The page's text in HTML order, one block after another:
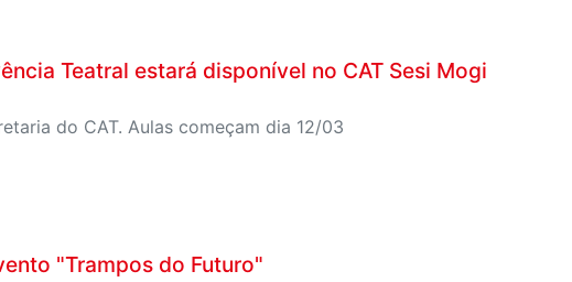
Teatral estará disponível no CAT Sesi Mogi
do CAT. Aulas começam dia 12/03
"Trampos do Futuro"